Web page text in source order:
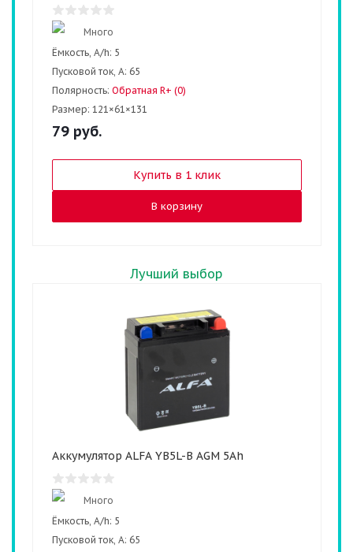
Много
Ёмкость, A/h: 5
Пусковой ток, А: 65
Полярность: Обратная R+ (0)
Размер: 121×61×131
79 руб.
Купить в 1 клик
В корзину
Лучший выбор
Аккумулятор ALFA YB5L-B AGM 5Ah
Много
Ёмкость, A/h: 5
Пусковой ток, А: 65